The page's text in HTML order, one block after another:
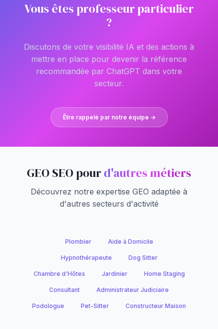
Vous êtes professeur particulier
?
Discutons de votre visibilité IA et des actions à
mettre en place pour devenir la référence
recommandée par ChatGPT dans votre
secteur.
Être rappelé par notre équipe →
GEO SEO pourd'autres métiers
Découvrez notre expertise GEO adaptée à
d'autres secteurs d'activité
Plombier Aide à Domicile
Hypnothérapeute Dog Sitter
Chambre d'Hôtes Jardinier Home Staging
Consultant Administrateur Judiciaire
Podologue Pet-Sitter Constructeur Maison